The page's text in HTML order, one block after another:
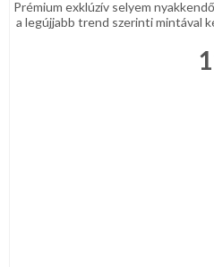
Prémium exklúzív selyem
a legújjabb trend szerinti mintával